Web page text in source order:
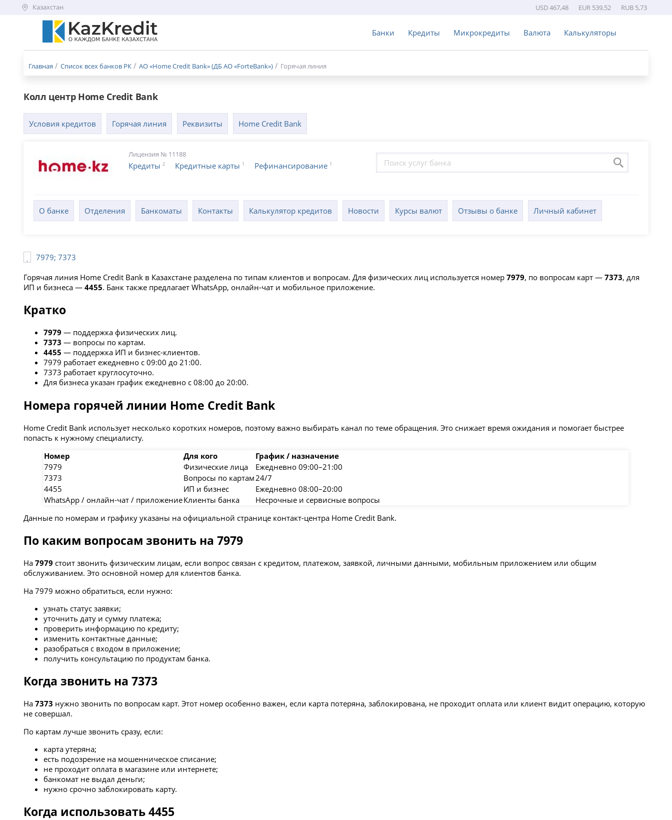
Казахстан USD 467,48 EUR 539,52 RUB 5,73
Банки Кредиты Микрокредиты Валюта Калькуляторы
Меню
Главная Список всех банков РК АО «Home Credit Bank» (ДБ АО «ForteBank») Горячая линия
Колл центр Home Credit Bank
Условия кредитов Горячая линия Реквизиты Home Credit Bank
Лицензия № 11188
Кредиты 2 Кредитные карты 1 Рефинансирование 1
О банке Отделения Банкоматы Контакты Калькулятор кредитов Новости Курсы валют Отзывы о банке Личный кабинет
7979; 7373
Горячая линия Home Credit Bank в Казахстане разделена по типам клиентов и вопросам. Для физических лиц используется номер 7979, по вопросам карт — 7373, для
ИП и бизнеса — 4455. Банк также предлагает WhatsApp, онлайн-чат и мобильное приложение.
Кратко
7979 — поддержка физических лиц.
7373 — вопросы по картам.
4455 — поддержка ИП и бизнес-клиентов.
7979 работает ежедневно с 09:00 до 21:00.
7373 работает круглосуточно.
Для бизнеса указан график ежедневно с 08:00 до 20:00.
Номера горячей линии Home Credit Bank
Home Credit Bank использует несколько коротких номеров, поэтому важно выбирать канал по теме обращения. Это снижает время ожидания и помогает быстрее
попасть к нужному специалисту.
Номер
Для кого
График / назначение
7979
Физические лица
Ежедневно 09:00–21:00
7373
Вопросы по картам 24/7
4455
ИП и бизнес
Ежедневно 08:00–20:00
WhatsApp / онлайн-чат / приложениеКлиенты банка
Несрочные и сервисные вопросы
Данные по номерам и графику указаны на официальной странице контакт-центра Home Credit Bank.
По каким вопросам звонить на 7979
На 7979 стоит звонить физическим лицам, если вопрос связан с кредитом, платежом, заявкой, личными данными, мобильным приложением или общим
обслуживанием. Это основной номер для клиентов банка.
На 7979 можно обратиться, если нужно:
узнать статус заявки;
уточнить дату и сумму платежа;
проверить информацию по кредиту;
изменить контактные данные;
разобраться с входом в приложение;
получить консультацию по продуктам банка.
Когда звонить на 7373
На 7373 нужно звонить по вопросам карт. Этот номер особенно важен, если карта потеряна, заблокирована, не проходит оплата или клиент видит операцию, которую
не совершал.
По картам лучше звонить сразу, если:
карта утеряна;
есть подозрение на мошенническое списание;
не проходит оплата в магазине или интернете;
банкомат не выдал деньги;
нужно срочно заблокировать карту.
Когда использовать 4455